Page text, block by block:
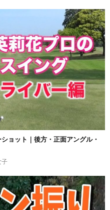
ョット｜後方・正面アングル・
子